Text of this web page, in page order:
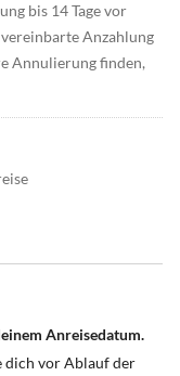
bis 14 Tage vor
Anzahlung
Annulierung finden,
Anreisedatum.
dich vor Ablauf der